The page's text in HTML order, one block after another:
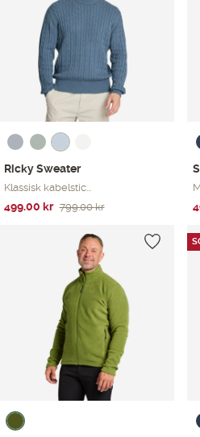
Ricky Sweater
Klassisk kabelstic...
799.00kr
Det
499.00 kr
Det